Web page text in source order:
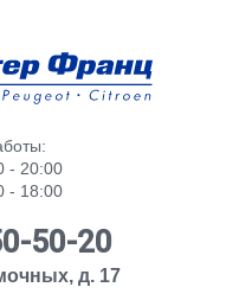
- 20:00
- 18:00
50-20
д. 17